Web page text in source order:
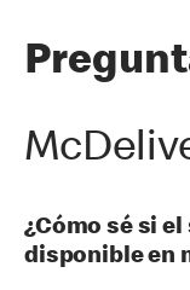
¿Cómo sé si
disponible en